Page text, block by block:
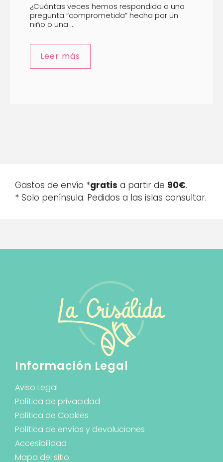
¿Cuántas veces hemos respondido a una
pregunta “comprometida” hecha por un
niño o una ...
Leer más
Gastos de envío *gratis a partir de 90€.
* Solo península. Pedidos a las islas consultar.
Información Legal
Aviso Legal
Política de privacidad
Política de Cookies
Política de envíos y devoluciones
Accesibilidad
Mapa del sitio